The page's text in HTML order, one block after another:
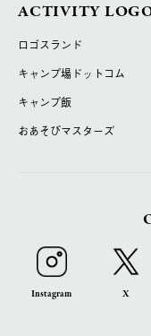
ACTIVITY
ロゴスランド
キャンプ場ドットコム
キャンプ飯
おあそびマスターズ
Instagram X